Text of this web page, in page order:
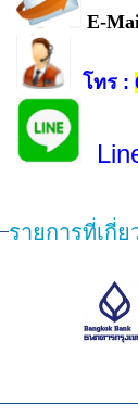
E-
โทร:
รายการที่เกี่ย